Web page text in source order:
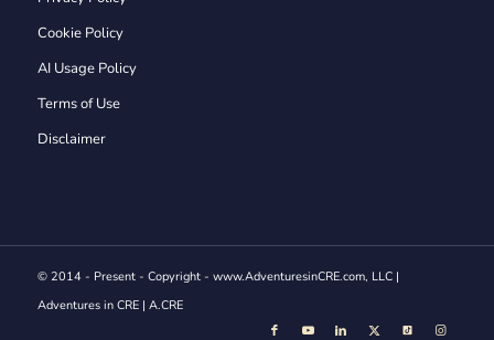
Cookie Policy
AI Usage Policy
Terms of Use
Disclaimer
© 2014 - Present - Copyright - www.AdventuresinCRE.com, LLC |
Adventures in CRE | A.CRE